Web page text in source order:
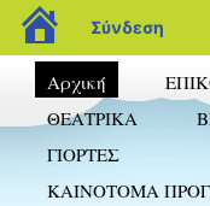
blogs.sch.gr
Σύνδεση
Αρχική
ΘΕΑΤΡΙΚΑ
ΓΙΟΡΤΕΣ
ΚΑΙΝΟΤΟΜΑ